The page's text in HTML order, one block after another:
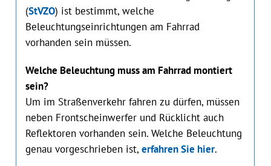
(StVZO) ist bestimmt, welche
Beleuchtungseinrichtungen am Fahrrad
vorhanden sein müssen.
Welche Beleuchtung muss am Fahrrad montiert
sein?
Um im Straßenverkehr fahren zu dürfen, müssen
neben Frontscheinwerfer und Rücklicht auch
Reflektoren vorhanden sein. Welche Beleuchtung
genau vorgeschrieben ist, erfahren Sie hier.